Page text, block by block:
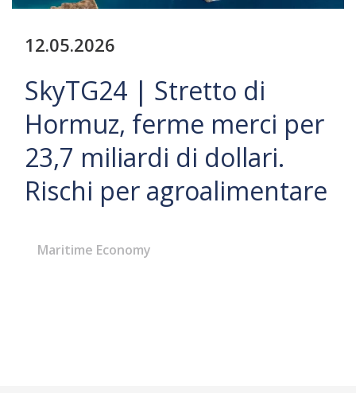
12.05.2026
SkyTG24 | Stretto di
Hormuz, ferme merci per
23,7 miliardi di dollari.
Rischi per agroalimentare
Maritime Economy